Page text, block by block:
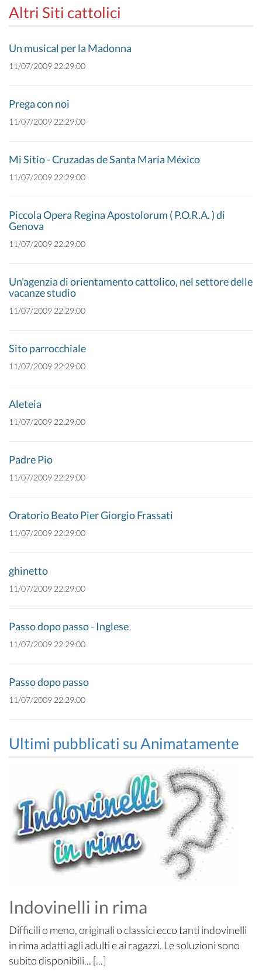
Altri Siti cattolici
Un musical per la Madonna
11/07/2009 22:29:00
Prega con noi
11/07/2009 22:29:00
Mi Sitio - Cruzadas de Santa María México
11/07/2009 22:29:00
Piccola Opera Regina Apostolorum ( P.O.R.A. ) di
Genova
11/07/2009 22:29:00
Un'agenzia di orientamento cattolico, nel settore delle
vacanze studio
11/07/2009 22:29:00
Sito parrocchiale
11/07/2009 22:29:00
Aleteia
11/07/2009 22:29:00
Padre Pio
11/07/2009 22:29:00
Oratorio Beato Pier Giorgio Frassati
11/07/2009 22:29:00
ghinetto
11/07/2009 22:29:00
Passo dopo passo - Inglese
11/07/2009 22:29:00
Passo dopo passo
11/07/2009 22:29:00
Ultimi pubblicati su Animatamente
Indovinelli in rima
Difficili o meno, originali o classici ecco tanti indovinelli
in rima adatti agli adulti e ai ragazzi. Le soluzioni sono
subito disponibili... [...]